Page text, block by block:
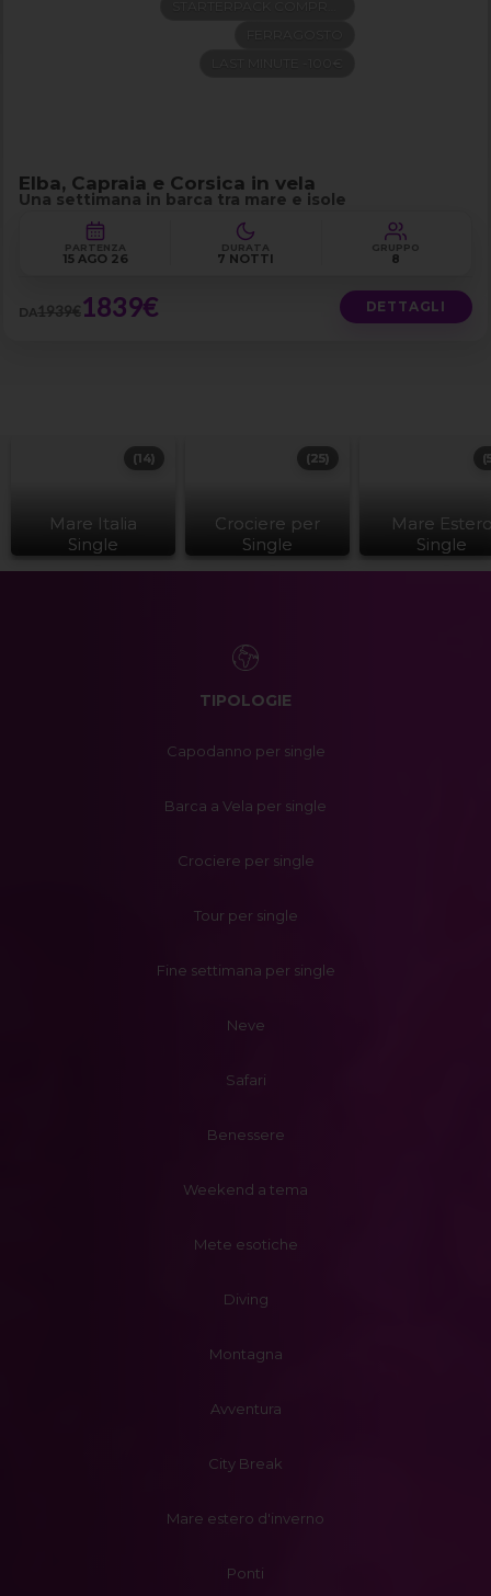
Elba, Capraia e Corsica in vela
Una settimana in barca tra mare e isole
PARTENZA
15 AGO 26
DURATA
7 NOTTI
GRUPPO
8
DA1939€1839€ DETTAGLI
Mare Italia
Single
(14)
Crociere per
Single
(25)
Mare
Single
TIPOLOGIE
Capodanno per single
Barca a Vela per single
Crociere per single
Tour per single
Fine settimana per single
Neve
Safari
Benessere
Weekend a tema
Mete esotiche
Diving
Montagna
Avventura
City Break
Mare estero d'inverno
Ponti